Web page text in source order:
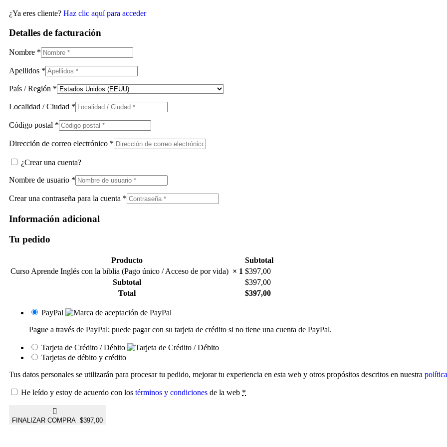
¿Ya eres cliente? Haz clic aquí para acceder
Detalles de facturación
Nombre *
Apellidos *
País / Región *
Localidad / Ciudad *
Código postal *
Dirección de correo electrónico *
¿Crear una cuenta?
Nombre de usuario *
Crear una contraseña para la cuenta *
Información adicional
Tu pedido
Producto
Subtotal
Curso Aprende Inglés con la biblia (Pago único / Acceso de por vida) × 1 $397,00
Subtotal
$397,00
Total
$397,00
PayPal
Pague a través de PayPal; puede pagar con su tarjeta de crédito si no tiene una cuenta de PayPal.
Tarjeta de Crédito / Débito
Tarjetas de débito y crédito
Tus datos personales se utilizarán para procesar tu pedido, mejorar tu experiencia en esta web y otros propósitos descritos en nuestra
He leído y estoy de acuerdo con los términos y condiciones de la web *
FINALIZAR COMPRA $397,00